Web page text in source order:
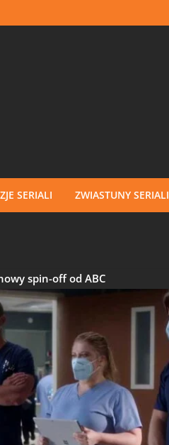
SERIALI ZWIASTUNY SERIALI
spin-off od ABC